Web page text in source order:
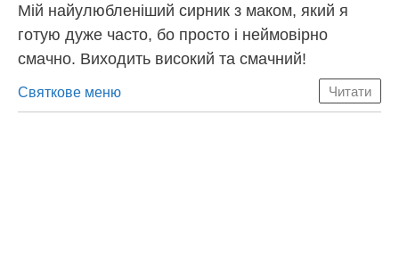
Мій найулюбленіший сирник з маком, який я
готую дуже часто, бо просто і неймовірно
смачно. Виходить високий та смачний!
Категорії
Святкове меню Читати